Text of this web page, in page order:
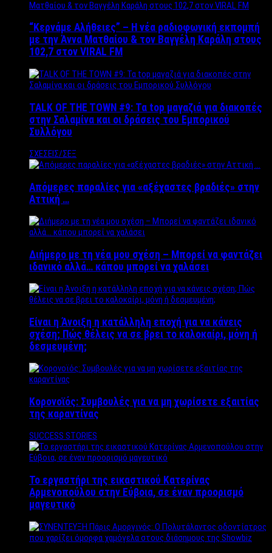
“Kερνάμε Αλήθειες” – Η νέα ραδιοφωνική εκπομπή
με την Άννα Ματθαίου & τον Βαγγέλη Καράλη στους
102,7 στον VIRAL FM
TALK OF THE TOWN #9: Τα top μαγαζιά για διακοπές
στην Σαλαμίνα και οι δράσεις του Εμπορικού
Συλλόγου
ΣΧΕΣΕΙΣ/ΣΕΞ
Απόμερες παραλίες για «αξέχαστες βραδιές» στην
Αττική …
Διήμερο με τη νέα μου σχέση – Μπορεί να φαντάζει
ιδανικό αλλά… κάπου μπορεί να χαλάσει
Είναι η Άνοιξη η κατάλληλη εποχή για να κάνεις
σχέση; Πώς θέλεις να σε βρει το καλοκαίρι, μόνη ή
δεσμευμένη;
Κορονοϊός: Συμβουλές για να μη χωρίσετε εξαιτίας
της καραντίνας
SUCCESS STORIES
Το εργαστήρι της εικαστικού Κατερίνας
Αρμενοπούλου στην Εύβοια, σε έναν προορισμό
μαγευτικό